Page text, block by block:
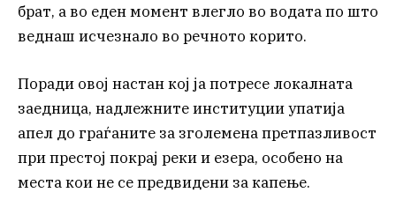
брат, а во еден момент влегло во водата по што
веднаш исчезнало во речното корито.
Поради овој настан кој ја потресе локалната
заедница, надлежните институции упатија
апел до граѓаните за зголемена претпазливост
при престој покрај реки и езера, особено на
места кои не се предвидени за капење.